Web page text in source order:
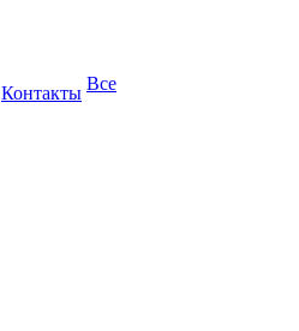
Контакты Все